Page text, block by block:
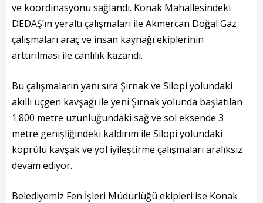
Başkanın Mesajı
Başkanın Albümü
Başkana Mesaj
Projeler
Tamamlanan Projeler
Devam Eden Projeler
Planlanan Projeler
Haberler
ve koordinasyonu sağlandı. Konak Mahallesindeki
DEDAŞ’ın yeraltı çalışmaları ile Akmercan Doğal Gaz
çalışmaları araç ve insan kaynağı ekiplerinin
arttırılması ile canlılık kazandı.
Bu çalışmaların yanı sıra Şırnak ve Silopi yolundaki
akıllı üçgen kavşağı ile yeni Şırnak yolunda başlatılan
1.800 metre uzunluğundaki sağ ve sol eksende 3
metre genişliğindeki kaldırım ile Silopi yolundaki
köprülü kavşak ve yol iyileştirme çalışmaları aralıksız
devam ediyor.
Belediyemiz Fen İşleri Müdürlüğü ekipleri ise Konak